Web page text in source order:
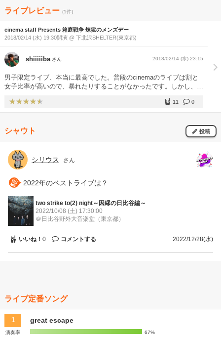
ライブレビュー (1件)
cinema staff Presents 箱庭戦争 煉獄のメンズデー
2018/02/14 (水) 19:30開演 @ 下北沢SHELTER(東京都)
shiiiiiba さん 2018/02/14 (水) 23:15
男子限定ライブ、本当に最高でした。普段のcinemaのライブは割と
女子比率が高いので、暴れたりすることがなかったです。しかし、今
周囲の女性方を気にしてしまって暴れられなかったのが今回で一気に
爆発できた気がしました！ 加えて、今回は下北のシェルターという
初でしたのでびっくりしました…。整理番号が遅くても全然前に行け
ます(私はほぼ最前まで行けました) 今年初のライブでしたが、本当に
最高でした！ また男子限定ライブやってほしいです…！
0
11
シャウト 投稿
シリウス さん
2022年のベストライブは？
two strike to(2) night～因縁の日比谷編～
2022/10/08 (土) 17:30:00
＠日比谷野外大音楽堂（東京都）
いいね！ 0 コメントする 2022/12/28(水)
ライブ定番ソング
1 great escape
演奏率 67%